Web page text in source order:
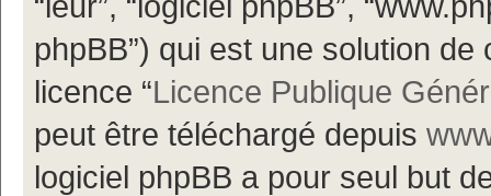
phpBB”) qui est une solution
licence “Licence Publique
peut être téléchargé depuis
logiciel phpBB a pour seul but